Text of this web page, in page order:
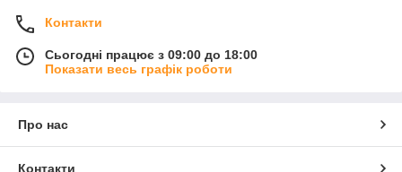
Контакти
Сьогодні працює з 09:00 до 18:00
Показати весь графік роботи
Про нас
Контакти